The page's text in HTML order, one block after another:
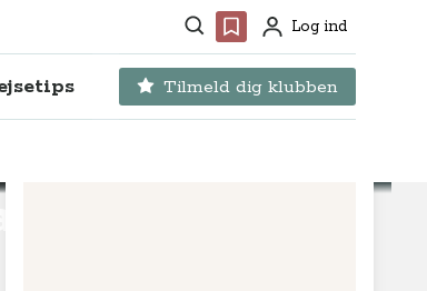
Søg Favoritter
ProfilLog ind
Tilmeld dig klubben